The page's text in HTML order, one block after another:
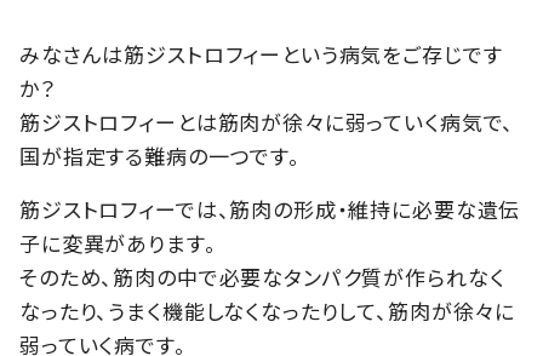
みなさんは筋ジストロフィーという病気をご存じです
か？
筋ジストロフィーとは筋肉が徐々に弱っていく病気で、
国が指定する難病の一つです。
筋ジストロフィーでは、筋肉の形成・維持に必要な遺伝
子に変異があります。
そのため、筋肉の中で必要なタンパク質が作られなく
なったり、うまく機能しなくなったりして、筋肉が徐々に
弱っていく病です。